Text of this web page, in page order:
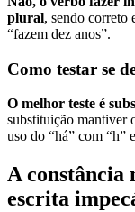
plural, sendo correto
“fazem dez anos”.
Como testar se
O melhor teste é
substituição mantiver
uso do “há” com “h”
A constância
escrita